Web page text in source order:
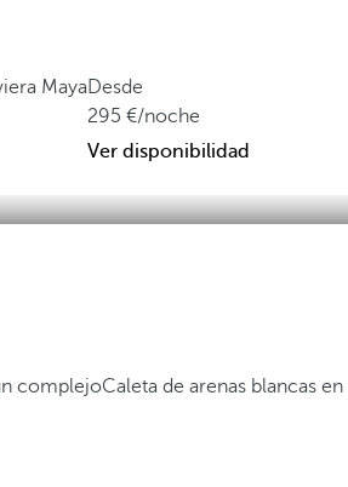
MayaDesde
295
/noche
Ver disponibilidad
complejoCaleta de arenas blancas en